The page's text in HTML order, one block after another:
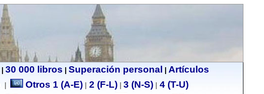
30 000 libros Superación personal
Artículos
Otros 1 (A-E) 2 (F-L) 3 (N-S)
4 (T-U)